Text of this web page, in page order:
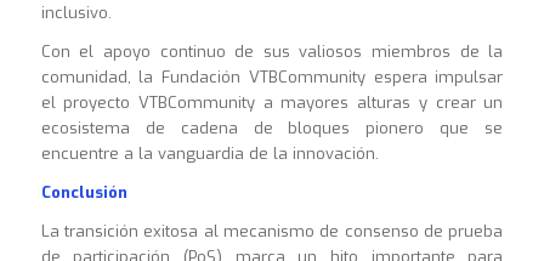
inclusivo.
Con el apoyo continuo de sus valiosos miembros de la
comunidad, la Fundación VTBCommunity espera impulsar
el proyecto VTBCommunity a mayores alturas y crear un
ecosistema de cadena de bloques pionero que se
encuentre a la vanguardia de la innovación.
Conclusión
La transición exitosa al mecanismo de consenso de prueba
de participación (PoS) marca un hito importante para